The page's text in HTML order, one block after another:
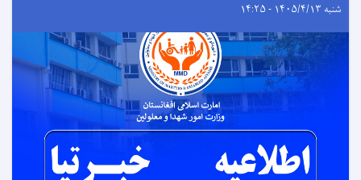
شنبه ۱۴۰۵/۴/۱۳ - ۱۴:۲۵